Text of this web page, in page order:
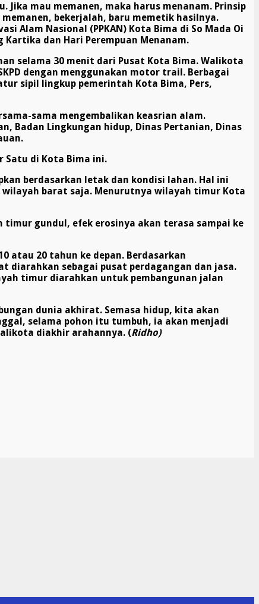
Jika mau memanen, maka harus menanam. Prinsip
, bekerjalah, baru memetik hasilnya.
Alam Nasional (PPKAN) Kota Bima di So Mada Oi
dan Hari Perempuan Menanam.
selama 30 menit dari Pusat Kota Bima. Walikota
dengan menggunakan motor trail. Berbagai
sipil lingkup pemerintah Kota Bima, Pers,
sama mengembalikan keasrian alam.
Badan Lingkungan hidup, Dinas Pertanian, Dinas
Satu di Kota Bima ini.
berdasarkan letak dan kondisi lahan. Hal ini
wilayah barat saja. Menurutnya wilayah timur Kota
gundul, efek erosinya akan terasa sampai ke
atau 20 tahun ke depan. Berdasarkan
diarahkan sebagai pusat perdagangan dan jasa.
timur diarahkan untuk pembangunan jalan
dunia akhirat. Semasa hidup, kita akan
selama pohon itu tumbuh, ia akan menjadi
diakhir arahannya. (Ridho)